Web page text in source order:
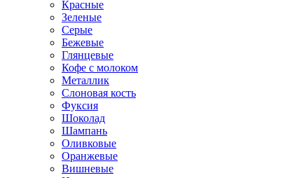
Красные
Зеленые
Серые
Бежевые
Глянцевые
Кофе с молоком
Металлик
Слоновая кость
Фуксия
Шоколад
Шампань
Оливковые
Оранжевые
Вишневые